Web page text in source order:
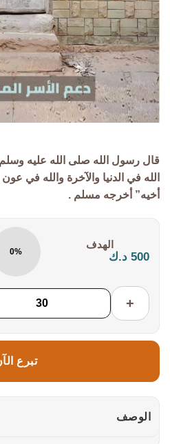
قال رسول الله صلى الله عليه
الله في الدنيا والآخرة والله في
أخيه” أخرجه مسلم .
500 د.ك 0%
+
تبرع
الوصف